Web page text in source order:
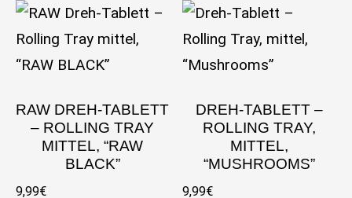
RAW DREH-TABLETT
– ROLLING TRAY
MITTEL, “RAW
BLACK”
9,99€
DREH-TABLETT –
ROLLING TRAY,
MITTEL,
“MUSHROOMS”
9,99€